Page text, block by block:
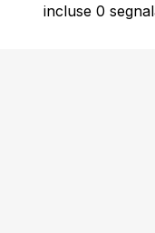
incluse 0